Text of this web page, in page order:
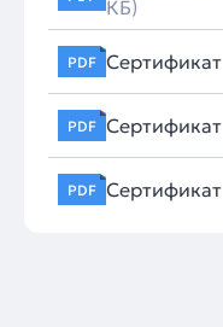
КБ)
PDF Сертификат
PDF Сертификат
PDF Сертификат